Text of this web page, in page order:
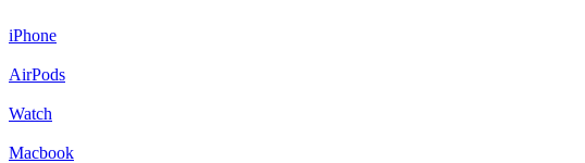
iPhone
AirPods
Watch
Macbook